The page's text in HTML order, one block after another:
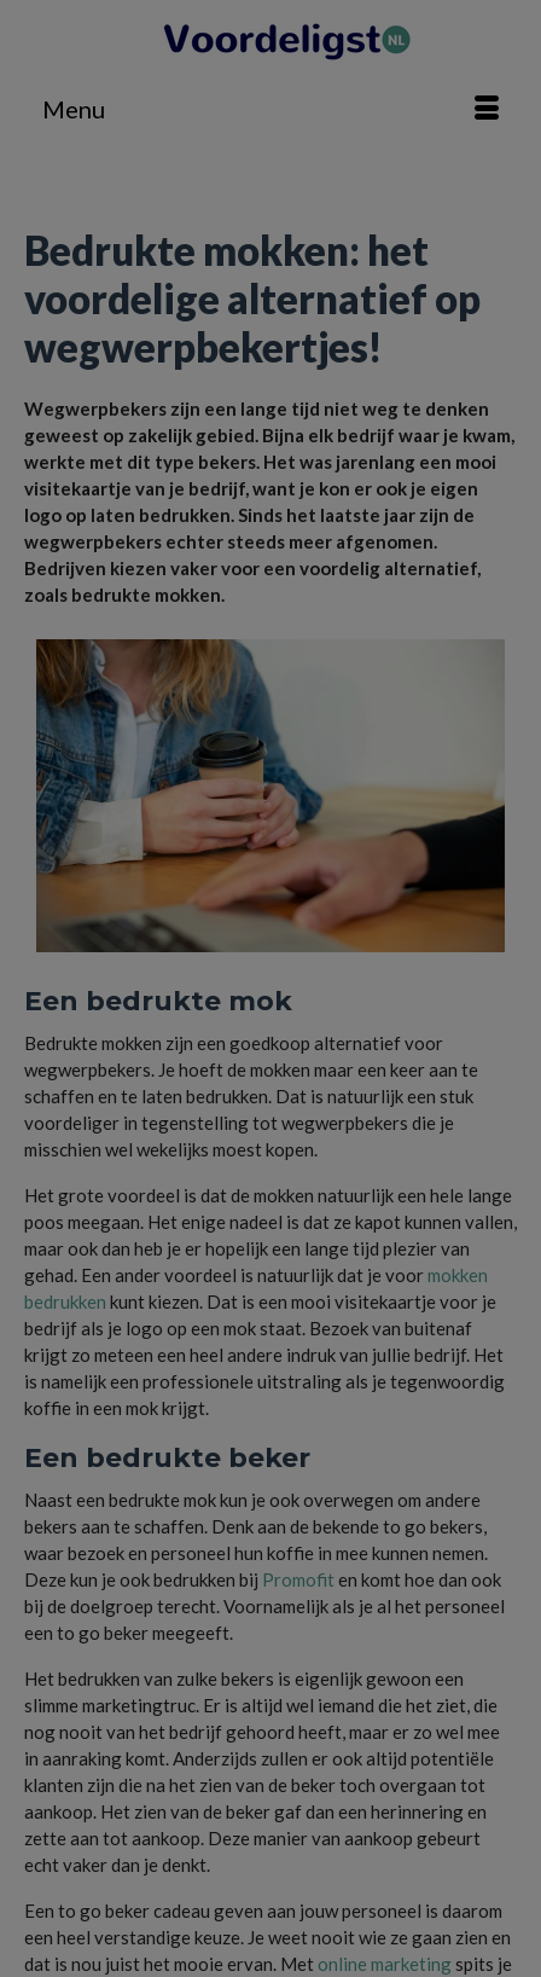
Menu
Bedrukte mokken: het
voordelige alternatief op
wegwerpbekertjes!
Wegwerpbekers zijn een lange tijd niet weg te denken
geweest op zakelijk gebied. Bijna elk bedrijf waar je kwam,
werkte met dit type bekers. Het was jarenlang een mooi
visitekaartje van je bedrijf, want je kon er ook je eigen
logo op laten bedrukken. Sinds het laatste jaar zijn de
wegwerpbekers echter steeds meer afgenomen.
Bedrijven kiezen vaker voor een voordelig alternatief,
zoals bedrukte mokken.
Een bedrukte mok
Bedrukte mokken zijn een goedkoop alternatief voor
wegwerpbekers. Je hoeft de mokken maar een keer aan te
schaffen en te laten bedrukken. Dat is natuurlijk een stuk
voordeliger in tegenstelling tot wegwerpbekers die je
misschien wel wekelijks moest kopen.
Het grote voordeel is dat de mokken natuurlijk een hele lange
poos meegaan. Het enige nadeel is dat ze kapot kunnen vallen,
maar ook dan heb je er hopelijk een lange tijd plezier van
gehad. Een ander voordeel is natuurlijk dat je voormokken
bedrukken kunt kiezen. Dat is een mooi visitekaartje voor je
bedrijf als je logo op een mok staat. Bezoek van buitenaf
krijgt zo meteen een heel andere indruk van jullie bedrijf. Het
is namelijk een professionele uitstraling als je tegenwoordig
koffie in een mok krijgt.
Een bedrukte beker
Naast een bedrukte mok kun je ook overwegen om andere
bekers aan te schaffen. Denk aan de bekende to go bekers,
waar bezoek en personeel hun koffie in mee kunnen nemen.
Deze kun je ook bedrukken bij Promofit en komt hoe dan ook
bij de doelgroep terecht. Voornamelijk als je al het personeel
een to go beker meegeeft.
Het bedrukken van zulke bekers is eigenlijk gewoon een
slimme marketingtruc. Er is altijd wel iemand die het ziet, die
nog nooit van het bedrijf gehoord heeft, maar er zo wel mee
in aanraking komt. Anderzijds zullen er ook altijd potentiële
klanten zijn die na het zien van de beker toch overgaan tot
aankoop. Het zien van de beker gaf dan een herinnering en
zette aan tot aankoop. Deze manier van aankoop gebeurt
echt vaker dan je denkt.
Een to go beker cadeau geven aan jouw personeel is daarom
een heel verstandige keuze. Je weet nooit wie ze gaan zien en
dat is nou juist het mooie ervan. Met online marketing spits je